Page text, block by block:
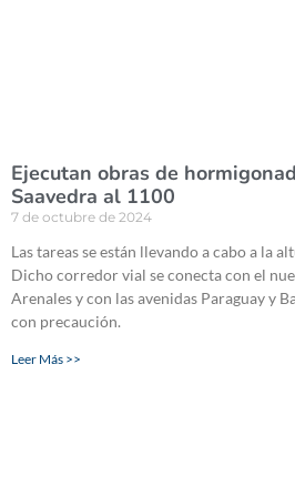
Ejecutan obras de
Saavedra al 1100
7 de octubre de 2024
Las tareas se están llevando a cabo a la
Dicho corredor vial se conecta con el
Arenales y con las avenidas Paraguay y
con precaución.
Leer Más >>